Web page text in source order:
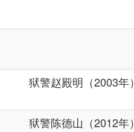
狱警赵殿明（2003年）
狱警陈德山（2012年）